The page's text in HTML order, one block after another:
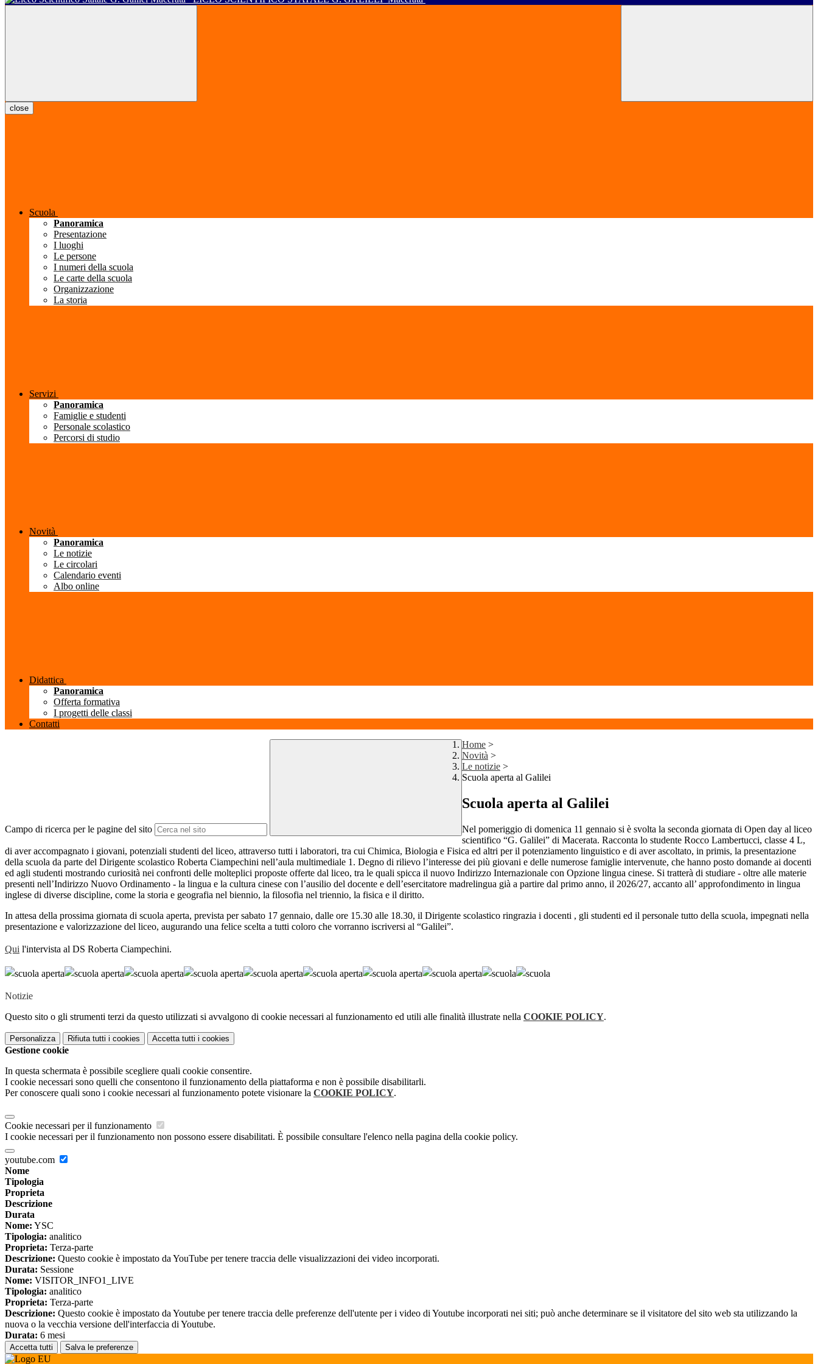
close
Scuola
Panoramica
Presentazione
I luoghi
Le persone
I numeri della scuola
Le carte della scuola
Organizzazione
La storia
Servizi
Panoramica
Famiglie e studenti
Personale scolastico
Percorsi di studio
Novità
Panoramica
Le notizie
Le circolari
Calendario eventi
Albo online
Didattica
Panoramica
Offerta formativa
I progetti delle classi
Contatti
Campo di ricerca per le pagine del sito
Home >
Novità >
Le notizie >
Scuola aperta al Galilei
Scuola aperta al Galilei
Nel pomeriggio di domenica 11 gennaio si è svolta la seconda giornata di Open day al liceo
scientifico “G. Galilei” di Macerata. Racconta lo studente Rocco Lambertucci, classe 4 L,
di aver accompagnato i giovani, potenziali studenti del liceo, attraverso tutti i laboratori, tra cui Chimica, Biologia e Fisica ed altri per il potenziamento linguistico e di aver ascoltato, in primis, la presentazione
della scuola da parte del Dirigente scolastico Roberta Ciampechini nell’aula multimediale 1. Degno di rilievo l’interesse dei più giovani e delle numerose famiglie intervenute, che hanno posto domande ai docenti
ed agli studenti mostrando curiosità nei confronti delle molteplici proposte offerte dal liceo, tra le quali spicca il nuovo Indirizzo Internazionale con Opzione lingua cinese. Si tratterà di studiare - oltre alle materie
presenti nell’Indirizzo Nuovo Ordinamento - la lingua e la cultura cinese con l’ausilio del docente e dell’esercitatore madrelingua già a partire dal primo anno, il 2026/27, accanto all’ approfondimento in lingua
inglese di diverse discipline, come la storia e geografia nel biennio, la filosofia nel triennio, la fisica e il diritto.
In attesa della prossima giornata di scuola aperta, prevista per sabato 17 gennaio, dalle ore 1 5.30 alle 18.30, il Dirigente scolastico ringrazia i docenti , gli studenti ed il personale tutto della scuola, impegnati nella
presentazione e valorizzazione del liceo, augurando una felice scelta a tutti coloro che vorranno iscriversi al “Galilei”.
Qui l'intervista al DS Roberta Ciampechini.
Notizie
Questo sito o gli strumenti terzi da questo utilizzati si avvalgono di cookie necessari al funzionamento ed utili alle finalità illustrate nella COOKIE POLICY.
Personalizza Rifiuta tutti i cookies Accetta tutti i cookies
Gestione cookie
In questa schermata è possibile scegliere quali cookie consentire.
I cookie necessari sono quelli che consentono il funzionamento della piattaforma e non è possibile disabilitarli.
Per conoscere quali sono i cookie necessari al funzionamento potete visionare la COOKIE POLICY.
Cookie necessari per il funzionamento
I cookie necessari per il funzionamento non possono essere disabilitati. È possibile consultare l'elenco nella pagina della cookie policy.
youtube.com
Nome
Tipologia
Proprieta
Descrizione
Durata
Nome: YSC
Tipologia: analitico
Proprieta: Terza-parte
Descrizione: Questo cookie è impostato da YouTube per tenere traccia delle visualizzazioni dei video incorporati.
Durata: Sessione
Nome: VISITOR_INFO1_LIVE
Tipologia: analitico
Proprieta: Terza-parte
Descrizione: Questo cookie è impostato da Youtube per tenere traccia delle preferenze dell'utente per i video di Youtube incorporati nei siti; può anche determinare se il visitatore del sito web sta utilizzando la
nuova o la vecchia versione dell'interfaccia di Youtube.
Durata: 6 mesi
Accetta tutti Salva le preferenze